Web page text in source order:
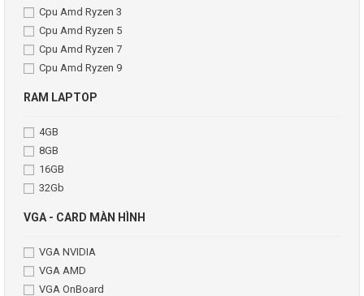
Cpu Amd Ryzen 3
Cpu Amd Ryzen 5
Cpu Amd Ryzen 7
Cpu Amd Ryzen 9
RAM LAPTOP
4GB
8GB
16GB
32Gb
VGA - CARD MÀN HÌNH
VGA NVIDIA
VGA AMD
VGA OnBoard